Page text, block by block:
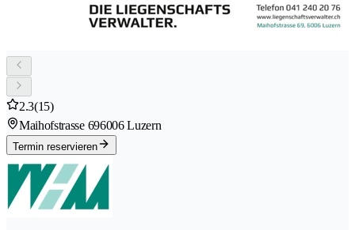
2.3(15)
Maihofstrasse 696006 Luzern
Termin reservieren